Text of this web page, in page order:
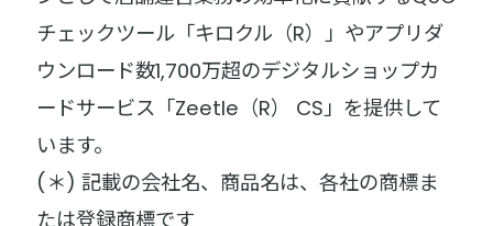
チェックツール「キロクル（R）」やアプリダ
ウンロード数1,700万超のデジタルショップカ
ードサービス「Zeetle（R） CS」を提供して
います。
(＊) 記載の会社名、商品名は、各社の商標ま
たは登録商標です